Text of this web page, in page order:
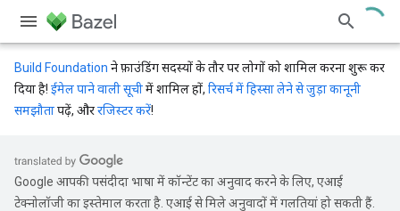
Build Foundation ने फ़ाउंडिंग सदस्यों के तौर पर लोगों को शामिल करना शुरू कर
दिया है! ईमेल पाने वाली सूचीमें शामिल हों, रिसर्च में हिस्सा लेने से जुड़ा कानूनी
समझौतापढ़ें, औररजिस्टर करें!
Google आपकी पसंदीदा भाषा में कॉन्टेंट का अनुवाद करने के लिए, एआई
टेक्नोलॉजी का इस्तेमाल करता है. एआई से मिले अनुवादों में गलतियां हो सकती हैं.